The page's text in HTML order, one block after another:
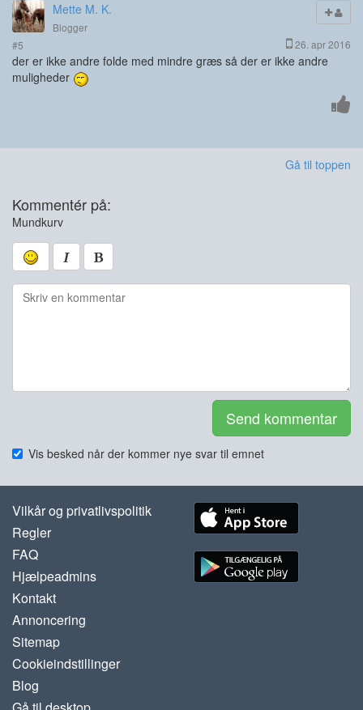
Mette M. K.
Blogger
#5
26. apr 2016
der er ikke andre folde med mindre græs så der er ikke andre
muligheder
Gå til toppen
Kommentér på:
Mundkurv
Send kommentar
Vis besked når der kommer nye svar til emnet
Vilkår og privatlivspolitik
Regler
FAQ
Hjælpeadmins
Kontakt
Annoncering
Sitemap
Cookieindstillinger
Blog